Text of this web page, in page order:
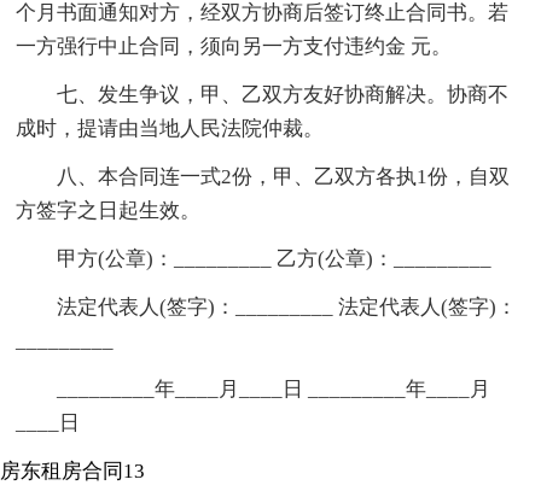
个月书面通知对方，经双方协商后签订终止合同书。若
一方强行中止合同，须向另一方支付违约金 元。
七、发生争议，甲、乙双方友好协商解决。协商不
成时，提请由当地人民法院仲裁。
八、本合同连一式2份，甲、乙双方各执1份，自双
方签字之日起生效。
甲方(公章)：_________ 乙方(公章)：_________
法定代表人(签字)：_________ 法定代表人(签字)：
_________年____月____日 _________年____月
____日
房东租房合同13